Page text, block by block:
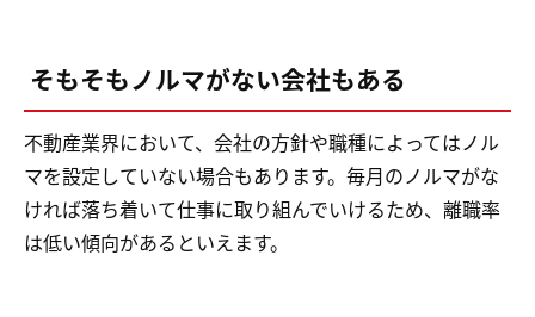
そもそもノルマがない会社もある
不動産業界において、会社の方針や職種によってはノル
マを設定していない場合もあります。毎月のノルマがな
ければ落ち着いて仕事に取り組んでいけるため、離職率
は低い傾向があるといえます。